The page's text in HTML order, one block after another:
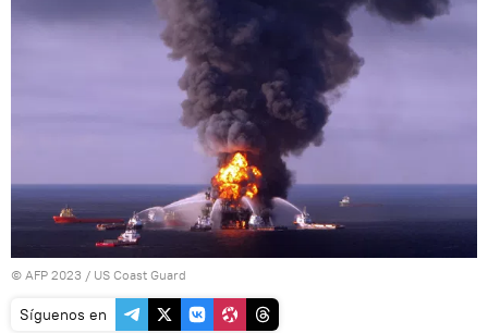
© AFP 2023 / US Coast Guard
Síguenos en